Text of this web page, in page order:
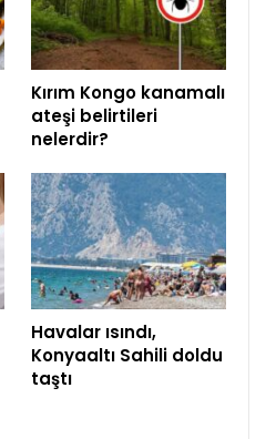
Kırım Kongo kanamalı
ateşi belirtileri
nelerdir?
Havalar ısındı,
Konyaaltı Sahili doldu
taştı